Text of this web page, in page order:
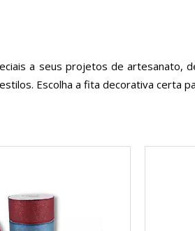
a seus projetos de artesanato,
Escolha a fita decorativa certa